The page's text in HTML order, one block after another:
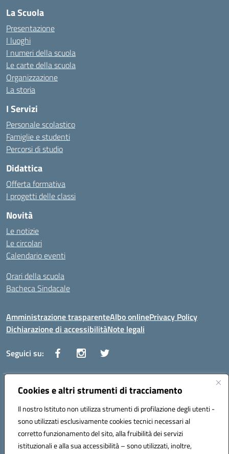
Cookies e altri strumenti di tracciamento
Il nostro Istituto non utilizza strumenti di profilazione degli utenti -
sono utilizzati esclusivamente cookies tecnici necessari al
corretto funzionamento del sito, alla fruibilità dei servizi
istituzionali e alla sua accessibilità – sono utilizzati, inoltre,
La Scuola
Presentazione
I luoghi
I numeri della scuola
Le carte della scuola
Organizzazione
La storia
I Servizi
Personale scolastico
Famiglie e studenti
Percorsi di studio
Didattica
Offerta formativa
I progetti delle classi
Novità
Le notizie
Le circolari
Calendario eventi
Orari della scuola
Bacheca Sindacale
Amministrazione trasparenteAlbo onlinePrivacy Policy
Dichiarazione di accessibilitàNote legali
Seguici su:
Indirizzo:Via Vaccari n.5 e Via Falcone n.20 - 91025 Marsala
Posta elettronica certificata (PEC):tppm03000q@pec.istruzione.it
Codice fiscale: 82004490817
Codice meccanografico: TPPM03000Q